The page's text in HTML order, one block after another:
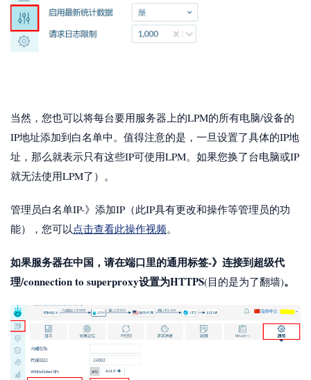
当然，您也可以将每台要用服务器上的LPM的所有电脑/设备的
IP地址添加到白名单中。值得注意的是，一旦设置了具体的IP地
址，那么就表示只有这些IP可使用LPM。如果您换了台电脑或IP
就无法使用LPM了）。
管理员白名单IP-》添加IP（此IP具有更改和操作等管理员的功
能），您可以 点击查看此操作视频。
如果服务器在中国，请在端口里的通用标签-》连接到超级代
理/connection to superproxy设置为HTTPS(目的是为了翻墙)。